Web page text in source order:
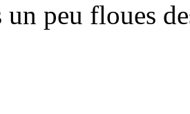
un peu floues